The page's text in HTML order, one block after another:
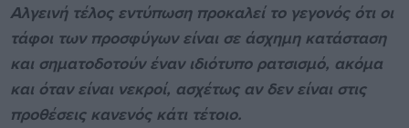
Αλγεινή τέλος εντύπωση προκαλεί το γεγονός ότι οι
τάφοι των προσφύγων είναι σε άσχημη κατάσταση
και σηματοδοτούν έναν ιδιότυπο ρατσισμό, ακόμα
και όταν είναι νεκροί, ασχέτως αν δεν είναι στις
προθέσεις κανενός κάτι τέτοιο.